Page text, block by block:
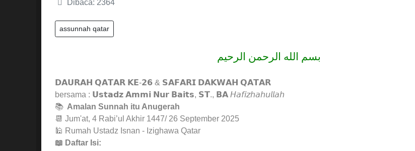
Dibaca: 2364
assunnah qatar
بسم الله الرحمن الرحيم
𝗗𝗔𝗨𝗥𝗔𝗛 𝗤𝗔𝗧𝗔𝗥 𝗞𝗘-𝟮𝟲 & 𝗦𝗔𝗙𝗔𝗥𝗜 𝗗𝗔𝗞𝗪𝗔𝗛 𝗤𝗔𝗧𝗔𝗥
bersama : 𝗨𝘀𝘁𝗮𝗱𝘇 𝗔𝗺𝗺𝗶 𝗡𝘂𝗿 𝗕𝗮𝗶𝘁𝘀, 𝗦𝗧., 𝗕𝗔 𝘏𝘢𝘧𝘪𝘻𝘩𝘢𝘩𝘶𝘭𝘭𝘢𝘩
📚 Amalan Sunnah itu Anugerah
📆 Jum'at, 4 Rabi’ul Akhir 1447/ 26 September 2025
🕌 Rumah Ustadz Isnan - Izighawa Qatar
📖 Daftar Isi: